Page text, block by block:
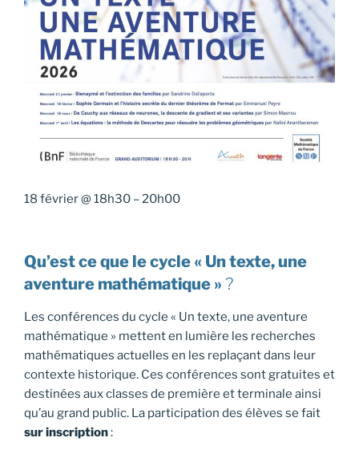
18 février@ 18h30 –20h00
Qu’est ce que le cycle « Un texte, une
aventure mathématique » ?
Les conférences du cycle « Un texte, une aventure
mathématique » mettent en lumière les recherches
mathématiques actuelles en les replaçant dans leur
contexte historique. Ces conférences sont gratuites et
destinées aux classes de première et terminale ainsi
qu’au grand public. La participation des élèves se fait
sur inscription: